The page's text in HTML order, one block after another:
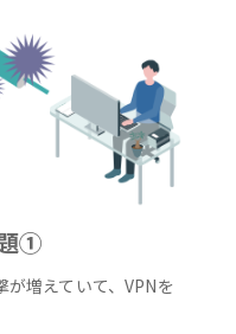
①
増えていて、VPNを